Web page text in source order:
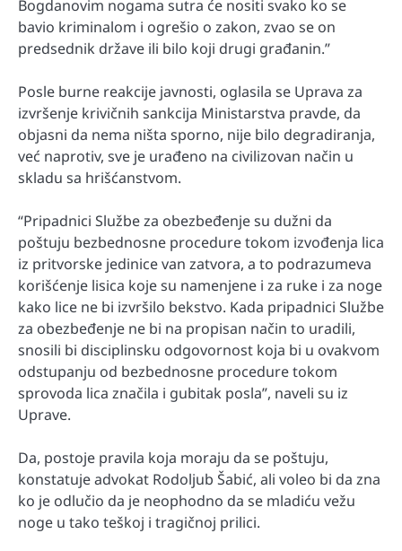
Bogdanovim nogama sutra će nositi svako ko se
bavio kriminalom i ogrešio o zakon, zvao se on
predsednik države ili bilo koji drugi građanin.”
Posle burne reakcije javnosti, oglasila se Uprava za
izvršenje krivičnih sankcija Ministarstva pravde, da
objasni da nema ništa sporno, nije bilo degradiranja,
već naprotiv, sve je urađeno na civilizovan način u
skladu sa hrišćanstvom.
“Pripadnici Službe za obezbeđenje su dužni da
poštuju bezbednosne procedure tokom izvođenja lica
iz pritvorske jedinice van zatvora, a to podrazumeva
korišćenje lisica koje su namenjene i za ruke i za noge
kako lice ne bi izvršilo bekstvo. Kada pripadnici Službe
za obezbeđenje ne bi na propisan način to uradili,
snosili bi disciplinsku odgovornost koja bi u ovakvom
odstupanju od bezbednosne procedure tokom
sprovoda lica značila i gubitak posla”, naveli su iz
Uprave.
Da, postoje pravila koja moraju da se poštuju,
konstatuje advokat Rodoljub Šabić, ali voleo bi da zna
ko je odlučio da je neophodno da se mladiću vežu
noge u tako teškoj i tragičnoj prilici.